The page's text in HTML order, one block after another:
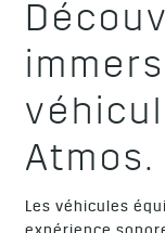
Atmos.
Les véhicules